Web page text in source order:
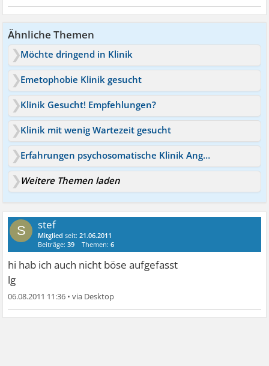
Ähnliche Themen
Möchte dringend in Klinik
Emetophobie Klinik gesucht
Klinik Gesucht! Empfehlungen?
Klinik mit wenig Wartezeit gesucht
Erfahrungen psychosomatische Klinik Angermünde gesucht
Weitere Themen laden
S stef
Mitglied seit:21.06.2011
Beiträge:39 Themen:6
hi hab ich auch nicht böse aufgefasst
lg
06.08.2011 11:36 •